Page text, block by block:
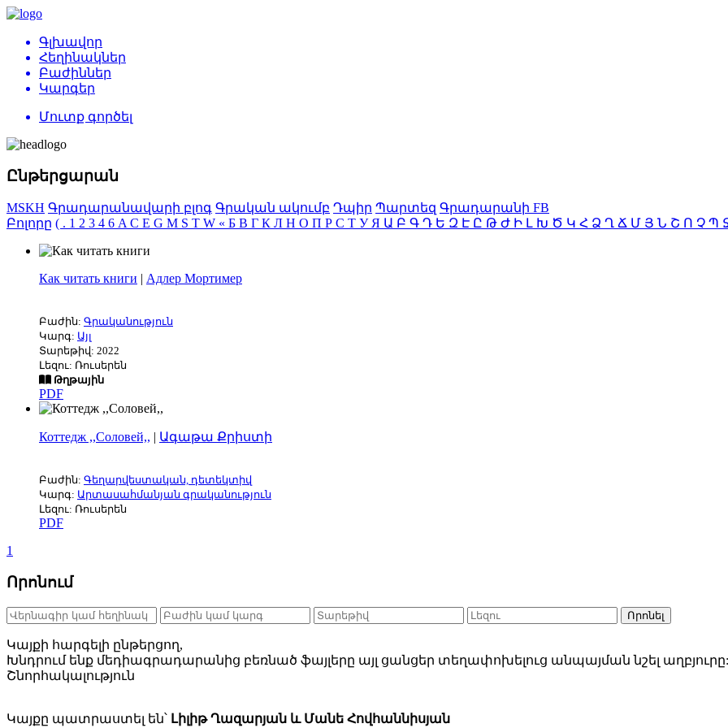
Գլխավոր
Հեղինակներ
Բաժիններ
Կարգեր
Մուտք գործել
Ընթերցարան
MSKH Գրադարանավարի բլոգ Գրական ակումբ Դպիր Պարտեզ Գրադարանի FB
Բոլորը ( . 1 2 3 4 6 AC E G M S T W « Б В Г К Л Н О П Р С Т УЯ Ա Բ Գ Դ Ե Զ Է Ը Թ Ժ Ի Լ Խ Ծ Կ Հ Ձ Ղ Ճ Մ Յ Ն Շ Ո Չ Պ
Как читать книги | Адлер Мортимер
Բաժին: Գրականություն
Կարգ: Այլ
Տարեթիվ: 2022
Լեզու: Ռուսերեն
Թղթային
PDF
Коттедж ,,Соловей,, | Ագաթա Քրիստի
Բաժին: Գեղարվեստական, դետեկտիվ
Կարգ: Արտասահմանյան գրականություն
Լեզու: Ռուսերեն
PDF
1
Որոնում
Որոնել
Կայքի հարգելի ընթերցող,
Խնդրում ենք մեդիագրադարանից բեռնած ֆայլերը այլ ցանցեր տեղափոխելուց անպայման նշել աղբյուրը:
Շնորհակալություն
Կայքը պատրաստել են՝ Լիլիթ Ղազարյան և Մանե Հովհաննիսյան